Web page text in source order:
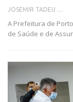
A Prefeitura de
de Saúde e de